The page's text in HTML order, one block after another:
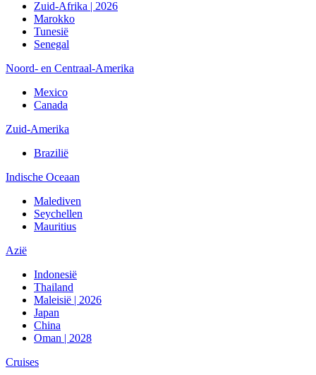
Zuid-Afrika | 2026
Marokko
Tunesië
Senegal
Noord- en Centraal-Amerika
Mexico
Canada
Zuid-Amerika
Brazilië
Indische Oceaan
Malediven
Seychellen
Mauritius
Azië
Indonesië
Thailand
Maleisië | 2026
Japan
China
Oman | 2028
Cruises